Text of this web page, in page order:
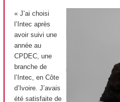
« J’ai choisi
l’Intec après
avoir suivi une
année au
CPDEC, une
branche de
l’Intec, en Côte
d’Ivoire. J’avais
été satisfaite de